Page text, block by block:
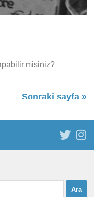
misiniz?
Sonraki sayfa »